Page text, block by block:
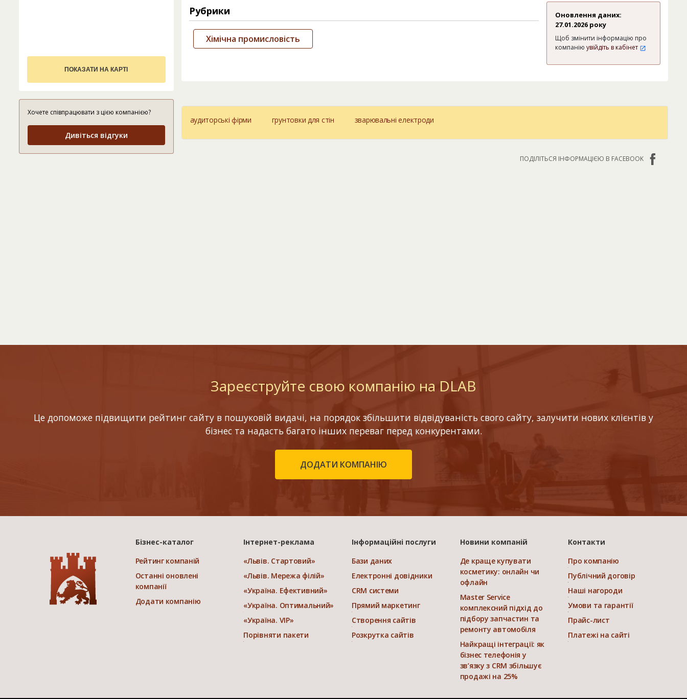
ПОКАЗАТИ НА КАРТІ
Хочете співпрацювати з цією компанією?
Дивіться відгуки
Рубрики
Хімічна промисловість
Оновлення даних:
27.01.2026 року
Щоб змінити інформацію про
компанію увійдіть в кабінет
аудиторські фірми грунтовки для стін зварювальні електроди
ПОДІЛІТЬСЯ ІНФОРМАЦІЄЮ В FACEBOOK
Зареєструйте свою компанію на DLAB
Це допоможе підвищити рейтинг сайту в пошуковій видачі, на порядок збільшити відвідуваність свого сайту, залучити нових клієнтів у
бізнес та надасть багато інших переваг перед конкурентами.
ДОДАТИ КОМПАНІЮ
Бізнес-каталог
Рейтинг компаній
Останні оновлені
компанії
Додати компанію
Інтернет-реклама
«Львів. Стартовий»
«Львів. Мережа філій»
«Україна. Ефективний»
«Україна. Оптимальний»
«Україна. VIP»
Порівняти пакети
Інформаційні послуги
Бази даних
Електронні довідники
CRM системи
Прямий маркетинг
Створення сайтів
Розкрутка сайтів
Новини компаній
Де краще купувати
косметику: онлайн чи
офлайн
Master Service
комплексний підхід до
підбору запчастин та
ремонту автомобіля
Найкращі інтеграції: як
бізнес телефонія у
зв’язку з CRM збільшує
продажі на 25%
Контакти
Про компанію
Публічний договір
Наші нагороди
Умови та гарантії
Прайс-лист
Платежі на сайті